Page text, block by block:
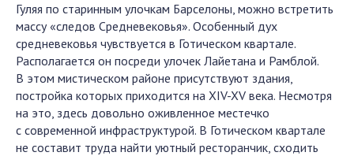
Гуляя по старинным улочкам Барселоны, можно встретить
массу «следов Средневековья». Особенный дух
средневековья чувствуется в Готическом квартале.
Располагается он посреди улочек Лайетана и Рамблой.
В этом мистическом районе присутствуют здания,
постройка которых приходится на XIV-XV века. Несмотря
на это, здесь довольно оживленное местечко
с современной инфраструктурой. В Готическом квартале
не составит труда найти уютный ресторанчик, сходить